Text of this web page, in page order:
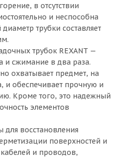
в отсутствии
и неспособна
трубки составляет
трубок REXANT —
и сжимание в два раза.
охватывает предмет, на
и обеспечивает прочную и
Кроме того, это надежный
элементов
для восстановления
поверхностей и
и проводов,